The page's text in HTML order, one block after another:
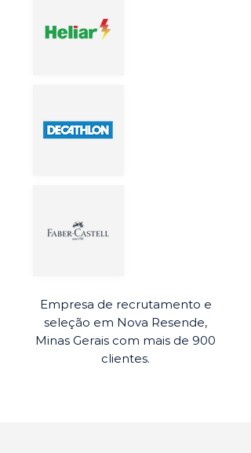
Empresa de recrutamento e
seleção em Nova Resende,
Minas Gerais com mais de 900
clientes.